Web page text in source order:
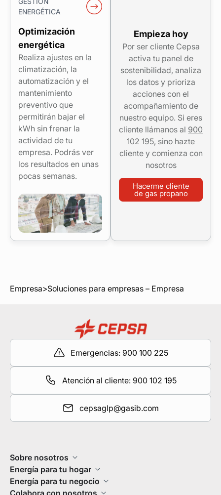
ENERGÉTICA
Optimización
energética
Realiza ajustes en la
climatización, la
automatización y el
mantenimiento
preventivo que
permitirán bajar el
kWh sin frenar la
actividad de tu
empresa. Podrás ver
los resultados en unas
pocas semanas.
Empieza hoy
Por ser cliente Cepsa
activa tu panel de
sostenibilidad, analiza
los datos y prioriza
acciones con el
acompañamiento de
nuestro equipo. Si eres
cliente llámanos al 900
102 195, sino hazte
cliente y comienza con
nosotros
Hacerme cliente
de gas propano
Empresa>Soluciones para empresas – Empresa
Emergencias: 900 100 225
Atención al cliente: 900 102 195
cepsaglp@gasib.com
Sobre nosotros
Energía para tu hogar
Energía para tu negocio
Colabora con nosotros